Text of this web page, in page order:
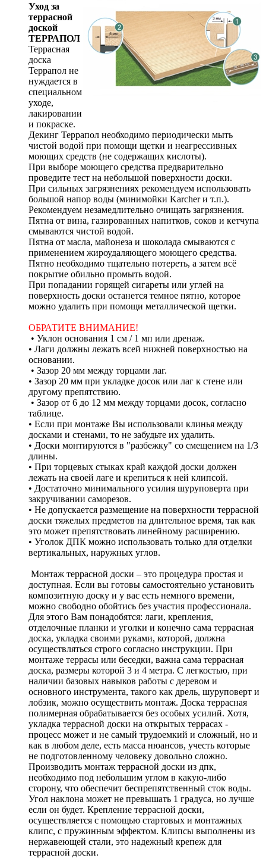
Уход за
террасной
доской
ТЕРРАПОЛ
Террасная
доска
Террапол не
нуждается в
специальном
уходе,
лакировании
и покраске.
Декинг Террапол необходимо периодически мыть
чистой водой при помощи щетки и неагрессивных
моющих средств (не содержащих кислоты).
При выборе моющего средства предварительно
проведите тест на небольшой поверхности доски.
При сильных загрязнениях рекомендуем использовать
большой напор воды (минимойки Karcher и т.п.).
Рекомендуем незамедлительно очищать загрязнения.
Пятна от вина, газированных напитков, соков и кетчупа
смываются чистой водой.
Пятна от масла, майонеза и шоколада смываются с
применением жироудаляющего моющего средства.
Пятно необходимо тщательно потереть, а затем всё
покрытие обильно промыть водой.
При попадании горящей сигареты или углей на
поверхность доски останется темное пятно, которое
можно удалить при помощи металлической щетки.
ОБРАТИТЕ ВНИМАНИЕ!
• Уклон основания 1 см / 1 мп или дренаж.
• Лаги должны лежать всей нижней поверхностью на
основании.
• Зазор 20 мм между торцами лаг.
• Зазор 20 мм при укладке досок или лаг к стене или
другому препятствию.
• Зазор от 6 до 12 мм между торцами досок, согласно
таблице.
• Если при монтаже Вы использовали клинья между
досками и стенами, то не забудьте их удалить.
• Доски монтируются в "разбежку" со смещением на 1/3
длины.
• При торцевых стыках край каждой доски должен
лежать на своей лаге и крепиться к ней клипсой.
• Достаточно минимального усилия шуруповерта при
закручивании саморезов.
• Не допускается размещение на поверхности террасной
доски тяжелых предметов на длительное время, так как
это может препятствовать линейному расширению.
• Уголок ДПК можно использовать только для отделки
вертикальных, наружных углов.
Монтаж террасной доски – это процедура простая и
доступная. Если вы готовы самостоятельно установить
композитную доску и у вас есть немного времени,
можно свободно обойтись без участия профессионала.
Для этого Вам понадобятся: лаги, крепления,
отделочные планки и уголки и конечно сама террасная
доска, укладка своими руками, которой, должна
осуществляться строго согласно инструкции. При
монтаже террасы или беседки, важна сама террасная
доска, размеры которой 3 и 4 метра. С легкостью, при
наличии базовых навыков работы с деревом и
основного инструмента, такого как дрель, шуруповерт и
лобзик, можно осуществить монтаж. Доска террасная
полимерная обрабатывается без особых усилий. Хотя,
укладка террасной доски на открытых террасах -
процесс может и не самый трудоемкий и сложный, но и
как в любом деле, есть масса нюансов, учесть которые
не подготовленному человеку довольно сложно.
Производить монтаж террасной доски из дпк,
необходимо под небольшим углом в какую-либо
сторону, что обеспечит беспрепятственный сток воды.
Угол наклона может не превышать 1 градуса, но лучше
если он будет. Крепление террасной доски,
осуществляется с помощью стартовых и монтажных
клипс, с пружинным эффектом. Клипсы выполнены из
нержавеющей стали, это надежный крепеж для
террасной доски.